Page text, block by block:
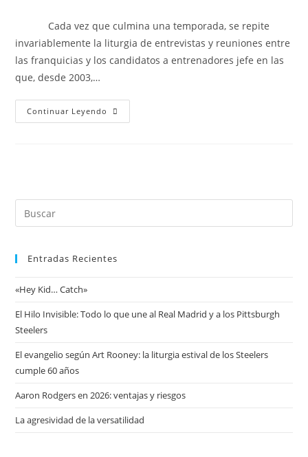
Cada vez que culmina una temporada, se repite
invariablemente la liturgia de entrevistas y reuniones entre
las franquicias y los candidatos a entrenadores jefe en las
que, desde 2003,…
Continuar Leyendo
Entradas Recientes
«Hey Kid… Catch»
El Hilo Invisible: Todo lo que une al Real Madrid y a los Pittsburgh
Steelers
El evangelio según Art Rooney: la liturgia estival de los Steelers
cumple 60 años
Aaron Rodgers en 2026: ventajas y riesgos
La agresividad de la versatilidad